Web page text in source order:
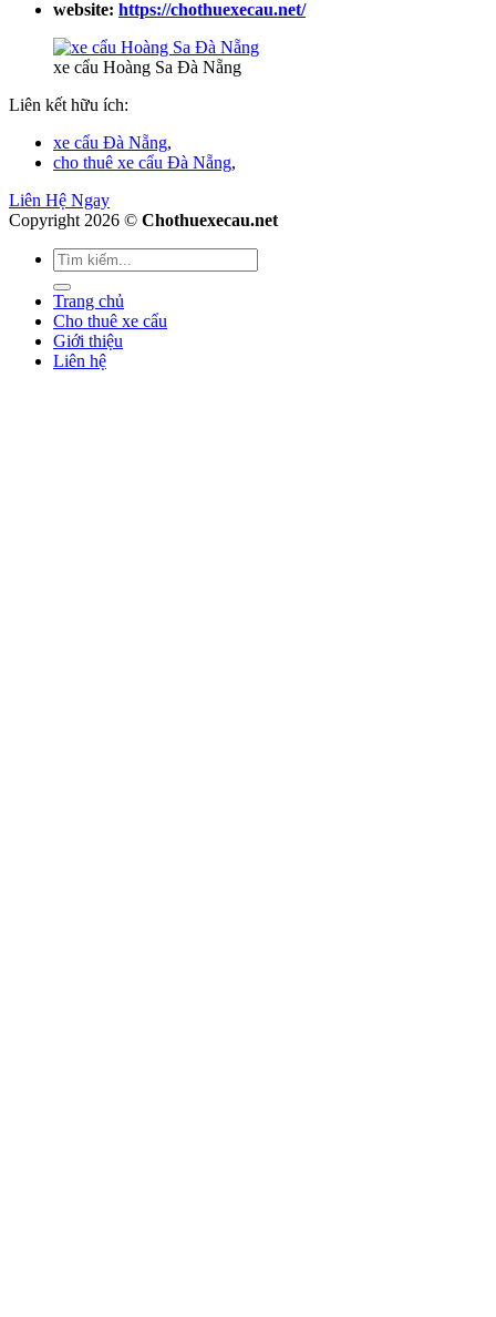
website: https://chothuexecau.net/
xe cẩu Hoàng Sa Đà Nẵng
Liên kết hữu ích:
xe cẩu Đà Nẵng,
cho thuê xe cẩu Đà Nẵng,
Liên Hệ Ngay
Copyright 2026 © Chothuexecau.net
Trang chủ
Cho thuê xe cẩu
Giới thiệu
Liên hệ